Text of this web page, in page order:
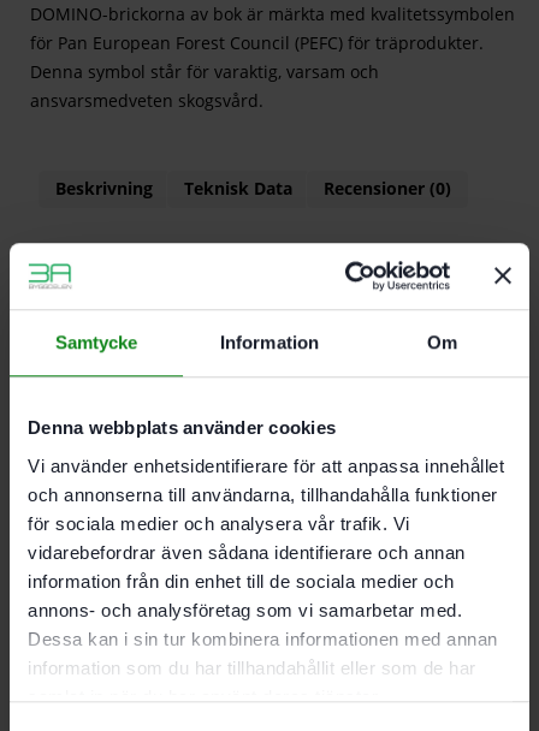
Samtycke Information Om
Denna webbplats använder cookies
Vi använder enhetsidentifierare för att anpassa innehållet
och annonserna till användarna, tillhandahålla funktioner
för sociala medier och analysera vår trafik. Vi
vidarebefordrar även sådana identifierare och annan
information från din enhet till de sociala medier och
annons- och analysföretag som vi samarbetar med.
Dessa kan i sin tur kombinera informationen med annan
information som du har tillhandahållit eller som de har
DOMINO-brickorna av bok är märkta med kvalitetssymbolen
för Pan European Forest Council (PEFC) för träprodukter.
Denna symbol står för varaktig, varsam och
ansvarsmedveten skogsvård.
Beskrivning Teknisk Data Recensioner (0)
Egenskaper
Träbrickor med limfickor och ribbor längs
sidorna för perfekt inpassning
100 % vridsäkert redan från den första DOMINO
brickan
Material: bok
Mått 8 x 40 mm; Förpackning 780 Antal
Bli först med att recensera ”Festool DOMINO-bricka
bok D 8×40/780 BU”